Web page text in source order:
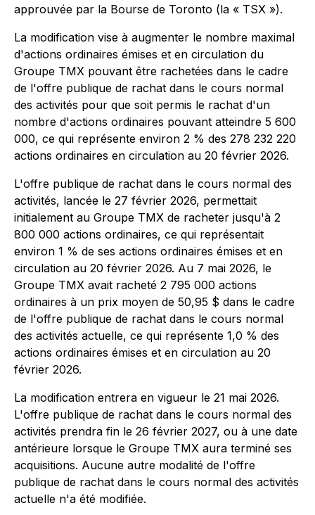
approuvée par la Bourse de Toronto (la « TSX »).
La modification vise à augmenter le nombre maximal
d'actions ordinaires émises et en circulation du
Groupe TMX pouvant être rachetées dans le cadre
de l'offre publique de rachat dans le cours normal
des activités pour que soit permis le rachat d'un
nombre d'actions ordinaires pouvant atteindre 5 600
000, ce qui représente environ 2 % des 278 232 220
actions ordinaires en circulation au 20 février 2026.
L'offre publique de rachat dans le cours normal des
activités, lancée le 27 février 2026, permettait
initialement au Groupe TMX de racheter jusqu'à 2
800 000 actions ordinaires, ce qui représentait
environ 1 % de ses actions ordinaires émises et en
circulation au 20 février 2026. Au 7 mai 2026, le
Groupe TMX avait racheté 2 795 000 actions
ordinaires à un prix moyen de 50,95 $ dans le cadre
de l'offre publique de rachat dans le cours normal
des activités actuelle, ce qui représente 1,0 % des
actions ordinaires émises et en circulation au 20
février 2026.
La modification entrera en vigueur le 21 mai 2026.
L'offre publique de rachat dans le cours normal des
activités prendra fin le 26 février 2027, ou à une date
antérieure lorsque le Groupe TMX aura terminé ses
acquisitions. Aucune autre modalité de l'offre
publique de rachat dans le cours normal des activités
actuelle n'a été modifiée.